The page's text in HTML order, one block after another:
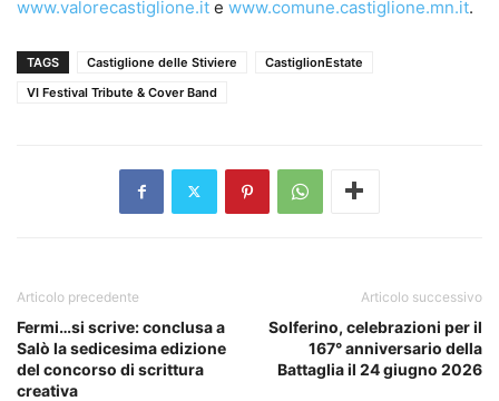
www.valorecastiglione.it e www.comune.castiglione.mn.it.
TAGS Castiglione delle Stiviere
CastiglionEstate
VI Festival Tribute & Cover Band
Articolo precedente
Fermi…si scrive: conclusa a
Salò la sedicesima edizione
del concorso di scrittura
creativa
Articolo successivo
Solferino, celebrazioni per il
167° anniversario della
Battaglia il 24 giugno 2026